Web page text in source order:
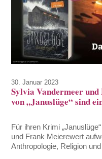
30. Januar 2023
Sylvia Vandermeer
von „Januslüge“ sind
Für ihren Krimi
und Frank Meierewert
Anthropologie, Religion